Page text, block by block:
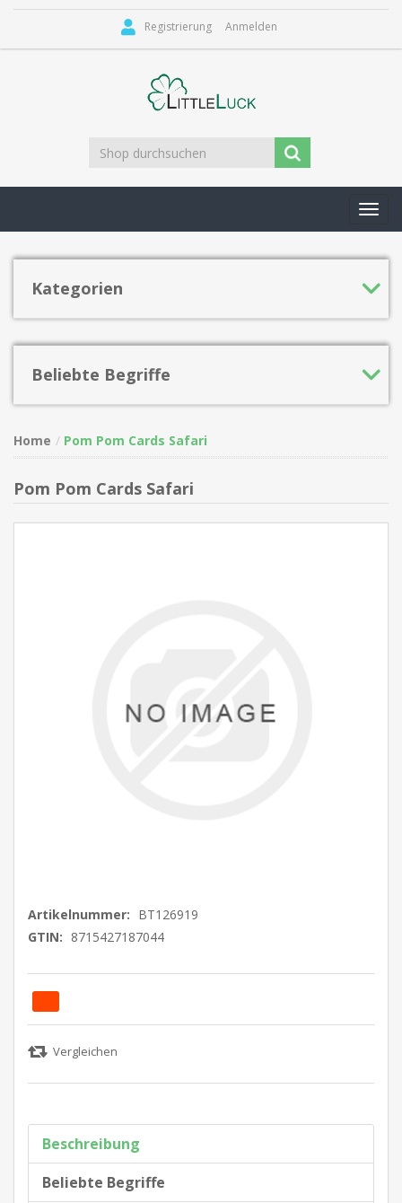
Registrierung Anmelden
Kategorien
Beliebte Begriffe
Home Pom Pom Cards Safari
Pom Pom Cards Safari
Artikelnummer: BT126919
GTIN: 8715427187044
Beschreibung
Beliebte Begriffe